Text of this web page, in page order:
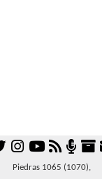
Piedras 1065 (1070),